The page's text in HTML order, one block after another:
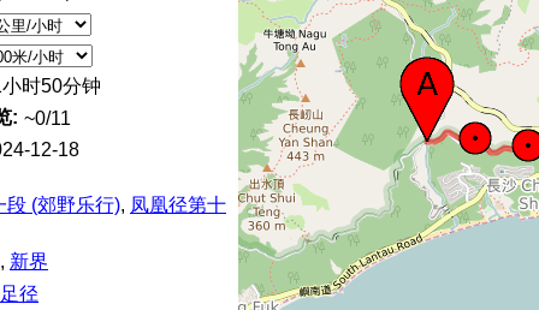
时50分钟
: ~0/11
12-18
段 (郊野乐行), 凤凰径第十
, 新界
径